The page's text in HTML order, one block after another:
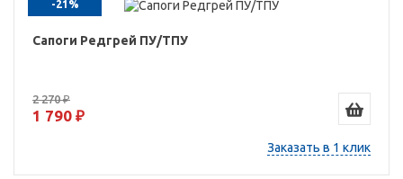
-21%
Сапоги Редгрей ПУ/ТПУ
2 270 ₽
1 790 ₽
Заказать в 1 клик